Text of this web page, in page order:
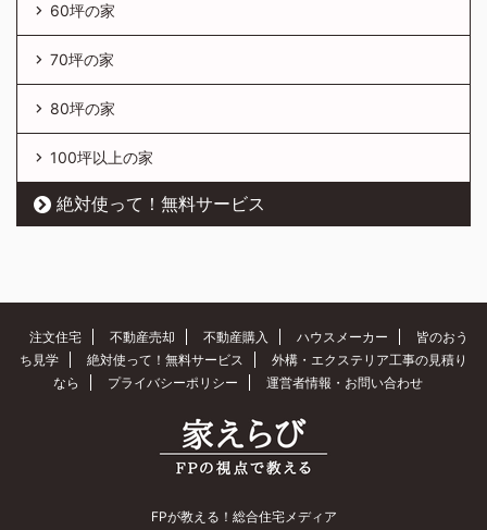
60坪の家
70坪の家
80坪の家
100坪以上の家
絶対使って！無料サービス
注文住宅 不動産売却 不動産購入 ハウスメーカー
皆のおう
ち見学
絶対使って！無料サービス
外構・エクステリア工事の見積り
なら
プライバシーポリシー 運営者情報・お問い合わせ
FPが教える！総合住宅メディア